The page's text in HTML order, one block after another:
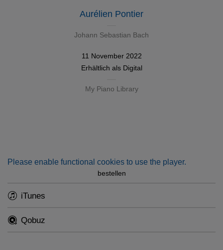
Aurélien Pontier
Johann Sebastian Bach
11 November 2022
Erhältlich als Digital
My Piano Library
Please enable functional cookies to use the player.
bestellen
iTunes
Qobuz